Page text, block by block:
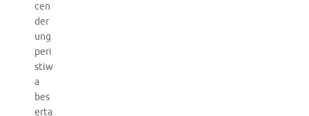
cen
der
ung
peri
stiw
a
bes
erta